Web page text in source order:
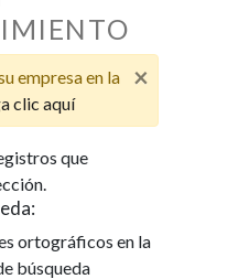
×
empresa en la
clic aquí
que
ortográficos en la
búsqueda